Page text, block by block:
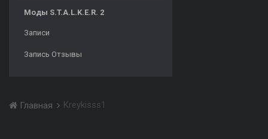
Моды S.T.A.L.K.E.R. 2
Записи
Запись Отзывы
Главная Kreykisss1